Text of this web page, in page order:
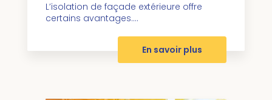
L’isolation de façade extérieure offre
certains avantages....
En savoir plus